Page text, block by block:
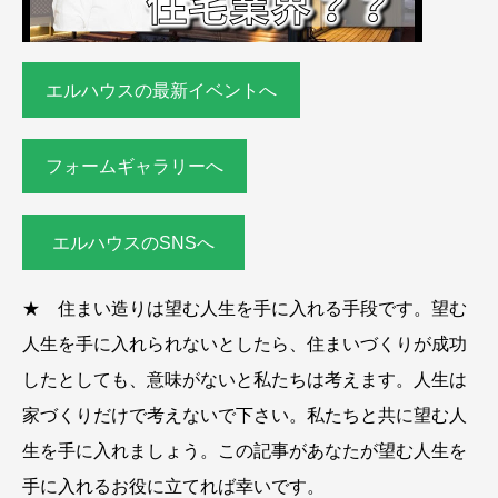
エルハウスの最新イベントへ
フォームギャラリーへ
エルハウスのSNSへ
★ 住まい造りは望む人生を手に入れる手段です。望む
人生を手に入れられないとしたら、住まいづくりが成功
したとしても、意味がないと私たちは考えます。人生は
家づくりだけで考えないで下さい。私たちと共に望む人
生を手に入れましょう。この記事があなたが望む人生を
手に入れるお役に立てれば幸いです。